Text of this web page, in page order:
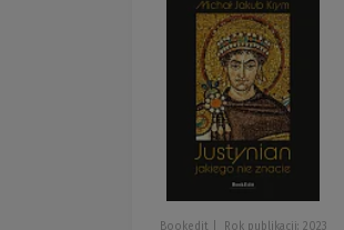
Bookedit Rok publikacji: 2023